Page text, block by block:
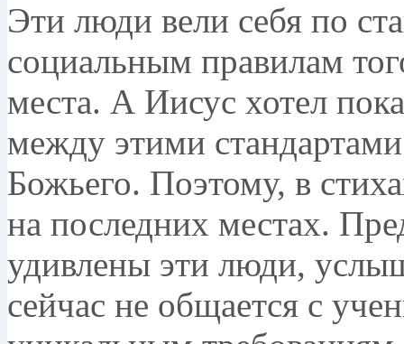
Эти люди вели себя по
социальным правилам
места. А Иисус хотел
между этими
Божьего. Поэтому, в
на последних местах.
удивлены эти люди,
сейчас не общается с